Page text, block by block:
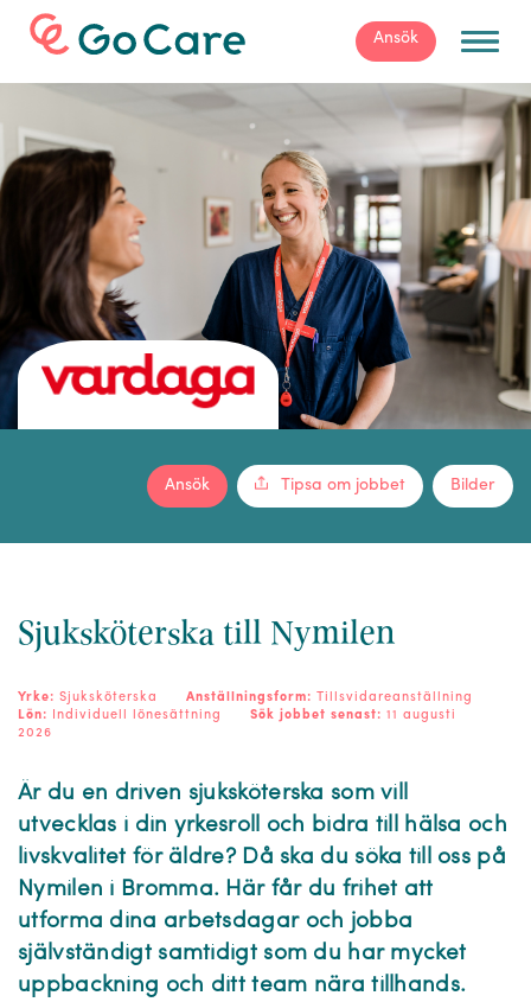
För arbetsgivare Ansök
Bilder
Tipsa om jobbet
Ansök
Sjuksköterska till Nymilen
Yrke: Sjuksköterska Anställningsform:
Tillsvidareanställning
Lön:
Individuell lönesättning Sök jobbet senast: 11 augusti
2026
Är du en driven sjuksköterska som vill
utvecklas i din yrkesroll och bidra till hälsa och
livskvalitet för äldre? Då ska du söka till oss på
Nymilen i Bromma. Här får du frihet att
utforma dina arbetsdagar och jobba
självständigt samtidigt som du har mycket
uppbackning och ditt team nära tillhands.